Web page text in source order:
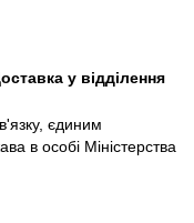
у відділення
єдиним
в особі Міністерства